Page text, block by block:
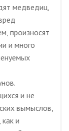
медведиц,
произносят
и много
и не
вымыслов,
и